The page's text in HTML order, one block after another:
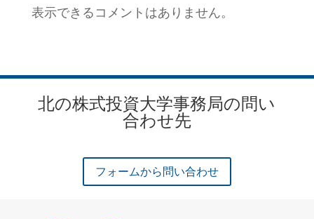
表示できるコメントはありません。
北の株式投資大学事務局の問い
合わせ先
フォームから問い合わせ